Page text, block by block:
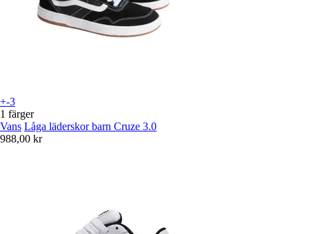
+-3
1 färger
Vans Låga läderskor barn Cruze 3.0
988,00 kr